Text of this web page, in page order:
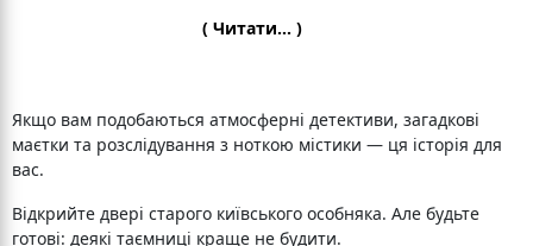
( Читати... )
Якщо вам подобаються атмосферні детективи, загадкові
маєтки та розслідування з ноткою містики — ця історія для
вас.
Відкрийте двері старого київського особняка. Але будьте
готові: деякі таємниці краще не будити.